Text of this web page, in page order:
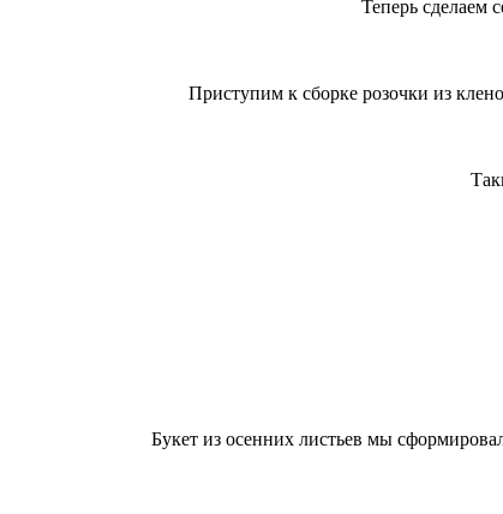
Теперь сделаем
Приступим к сборке розочки из
Букет из осенних листьев мы